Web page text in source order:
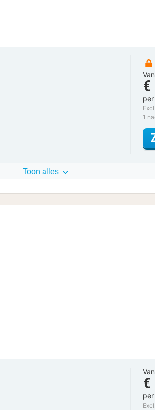
€
1
Toon alles
€